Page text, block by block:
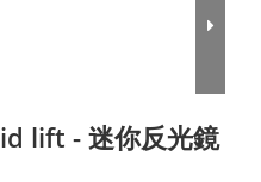
lift - 迷你反光鏡